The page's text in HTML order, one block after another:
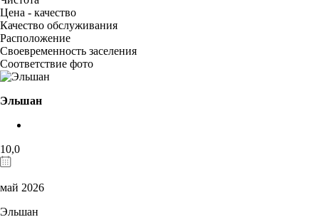
Цена - качество
Качество обслуживания
Расположение
Своевременность заселения
Соответствие фото
Эльшан
10,0
май 2026
Эльшан